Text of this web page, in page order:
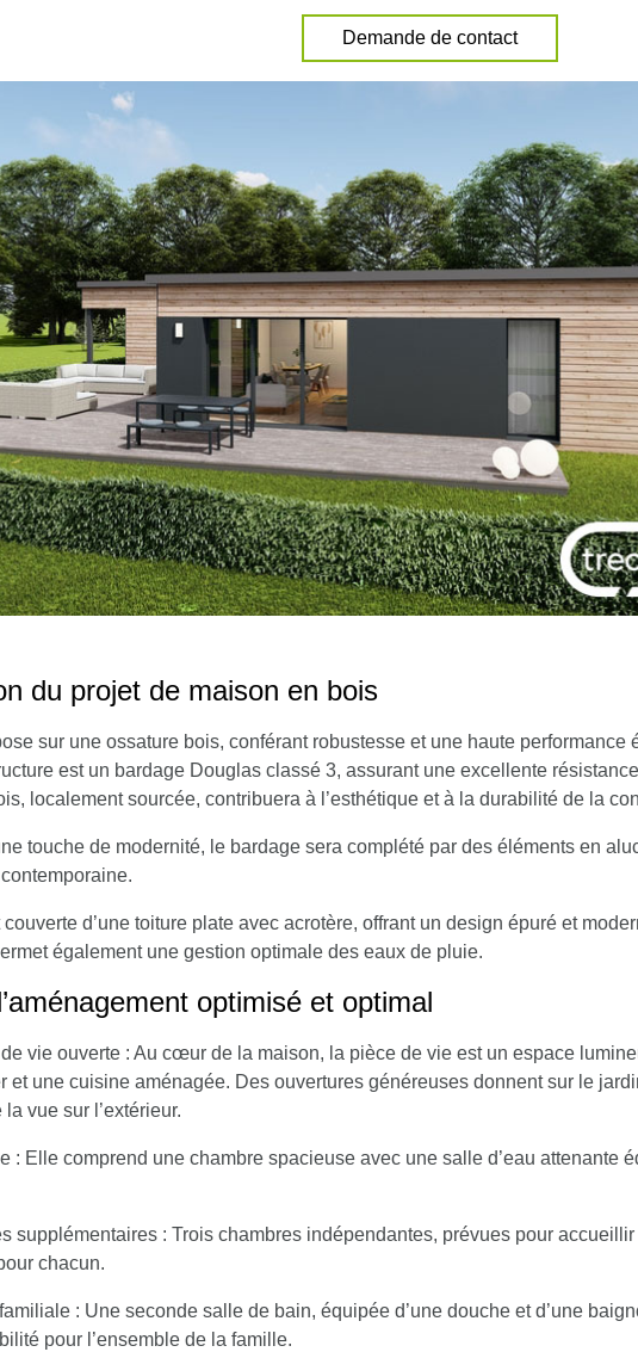
Demande de contact
du projet de maison en bois
sur une ossature bois, conférant robustesse et une haute performance
est un bardage Douglas classé 3, assurant une excellente
localement sourcée, contribuera à l’esthétique et à la durabilité de la
touche de modernité, le bardage sera complété par des éléments en
d’une toiture plate avec acrotère, offrant un design épuré et
également une gestion optimale des eaux de pluie.
optimisé et optimal
vie ouverte : Au cœur de la maison, la pièce de vie est un espace
et une cuisine aménagée. Des ouvertures généreuses donnent sur le
vue sur l’extérieur.
: Elle comprend une chambre spacieuse avec une salle d’eau attenante
supplémentaires : Trois chambres indépendantes, prévues pour
chacun.
: Une seconde salle de bain, équipée d’une douche et d’une
pour l’ensemble de la famille.